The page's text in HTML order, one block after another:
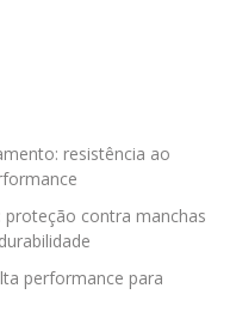
resistência ao
proteção contra manchas
performance para